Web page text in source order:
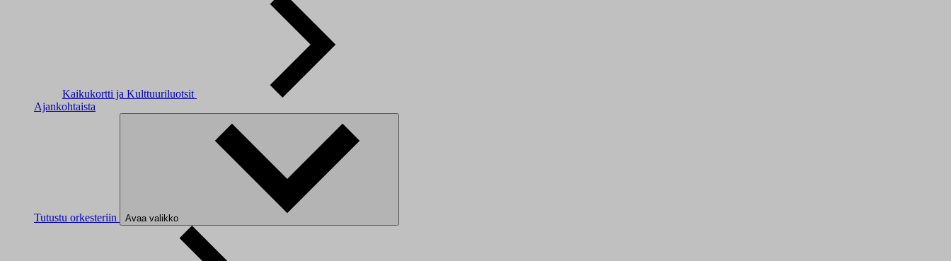
Kaikukortti ja Kulttuuriluotsit
Ajankohtaista
Tutustu orkesteriin Avaa valikko